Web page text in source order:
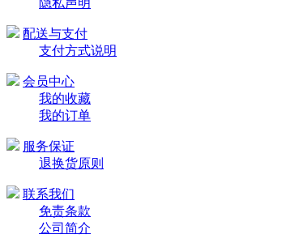
配送与支付
支付方式说明
会员中心
我的收藏
我的订单
服务保证
退换货原则
联系我们
免责条款
公司简介